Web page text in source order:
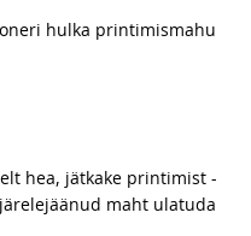
hulka printimismahu
hea, jätkake printimist -
maht ulatuda